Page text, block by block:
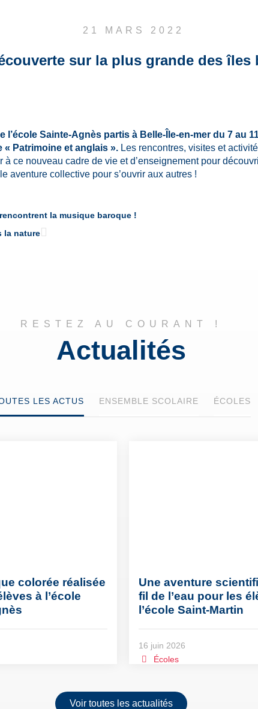
21 MARS 2022
sur la plus grande des îles
l’école Sainte-Agnès partis à Belle-Île-en-mer du 7 au
Patrimoine et anglais ». Les rencontres, visites et
à ce nouveau cadre de vie et d’enseignement pour
aventure collective pour s’ouvrir aux autres !
la musique baroque !
la nature
RESTEZ AU COURANT !
Actualités
LES ACTUS ENSEMBLE SCOLAIRE ÉCOLES
colorée réalisée
à l’école
Une aventure
fil de l’eau pour les
l’école Saint-Martin
16 juin 2026
Écoles
Voir toutes les actualités